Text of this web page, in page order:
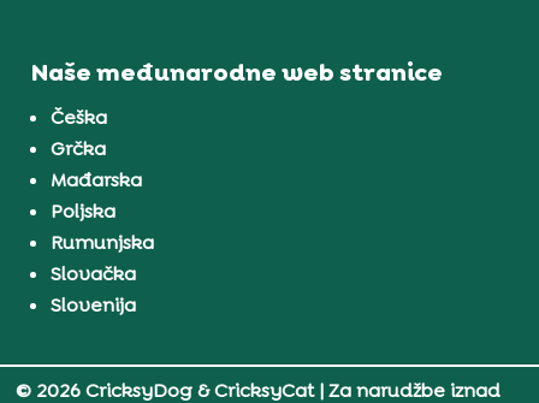
Naše međunarodne web stranice
Češka
Grčka
Mađarska
Poljska
Rumunjska
Slovačka
Slovenija
© 2026 CricksyDog & CricksyCat| Za narudžbe iznad